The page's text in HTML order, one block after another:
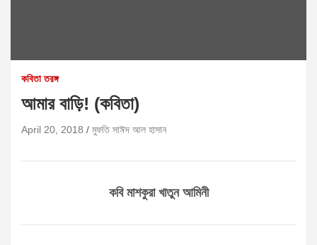
কবিতা তরঙ্গ
আমার বাড়ি! (কবিতা)
April 20, 2018 মুফতি সাঈদ আল হাসান
কবি মাশকুরা খাতুন আমিনী